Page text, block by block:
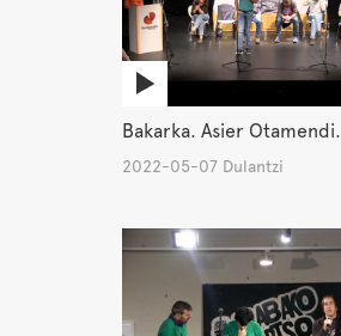
Bakarka. Asier Otamendi.
2022-05-07 Dulantzi